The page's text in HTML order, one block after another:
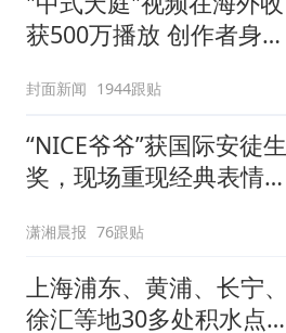
获500万播放 创作者身份
封面新闻 1944跟贴
“NICE爷爷”获国际安徒生
奖，现场重现经典表情
潇湘晨报 76跟贴
上海浦东、黄浦、长宁、
徐汇等地30多处积水点正